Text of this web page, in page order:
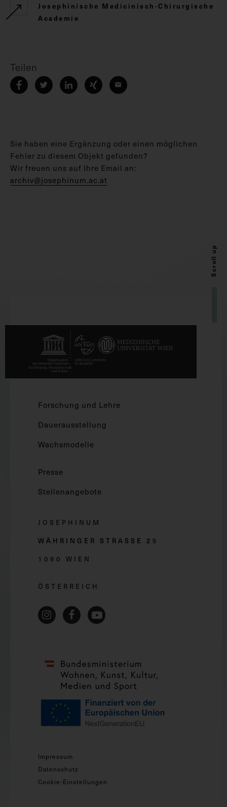
Josephinische Medicinisch-Chirurgische
Academie
Teilen
Sie haben eine Ergänzung oder einen möglichen
Fehler zu diesem Objekt gefunden?
Wir freuen uns auf Ihre Email an:
archiv@josephinum.ac.at
Scroll up
Forschung und Lehre
Dauerausstellung
Wachsmodelle
Presse
Stellenangebote
JOSEPHINUM
WÄHRINGER STRASSE 2 5
1090 WIEN
ÖSTERREICH
Impressum
Datenschutz
Cookie-Einstellungen